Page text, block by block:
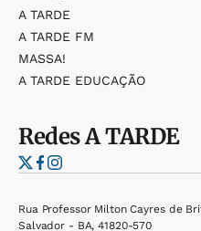
A TARDE
A TARDE FM
MASSA!
A TARDE EDUCAÇÃO
RedesA TARDE
Rua Professor Milton Cayres de
Salvador - BA, 41820-570